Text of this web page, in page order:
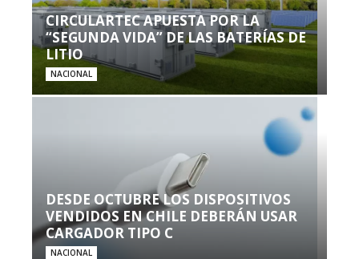
CIRCULARTEC APUESTA POR LA
“SEGUNDA VIDA” DE LAS BATERÍAS DE
LITIO
NACIONAL
DESDE OCTUBRE LOS DISPOSITIVOS
VENDIDOS EN CHILE DEBERÁN USAR
CARGADOR TIPO C
NACIONAL